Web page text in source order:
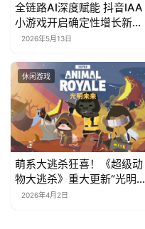
全链路AI深度赋能 抖音IAA
小游戏开启确定性增长新周
期2026年5月13日
休闲游戏
萌系大逃杀狂喜！《超级动
物大逃杀》重大更新“光明未
来”上线，隔墙杀神器来袭
2026年4月2日